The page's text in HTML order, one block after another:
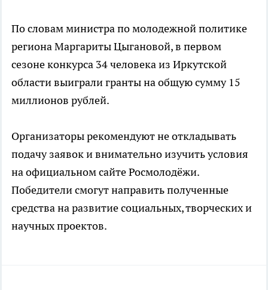
По словам министра по молодежной политике
региона Маргариты Цыгановой, в первом
сезоне конкурса 34 человека из Иркутской
области выиграли гранты на общую сумму 15
миллионов рублей.
Организаторы рекомендуют не откладывать
подачу заявок и внимательно изучить условия
на официальном сайте Росмолодёжи.
Победители смогут направить полученные
средства на развитие социальных, творческих и
научных проектов.